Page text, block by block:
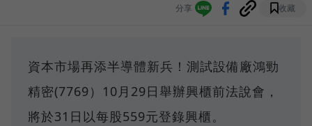
分享 收藏
資本市場再添半導體新兵！測試設備廠鴻勁
精密(7769）10月29日舉辦興櫃前法說會，
將於31日以每股559元登錄興櫃。